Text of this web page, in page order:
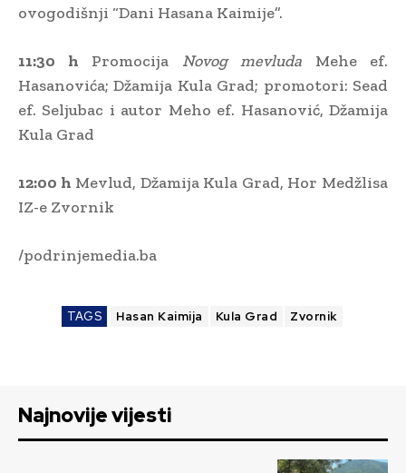
ovogodišnji “Dani Hasana Kaimije”.
11:30 h Promocija Novog mevluda Mehe ef.
Hasanovića; Džamija Kula Grad; promotori: Sead
ef. Seljubac i autor Meho ef. Hasanović, Džamija
Kula Grad
12:00 h Mevlud, Džamija Kula Grad, Hor Medžlisa
IZ-e Zvornik
/podrinjemedia.ba
TAGS Hasan Kaimija Kula Grad Zvornik
Najnovije vijesti